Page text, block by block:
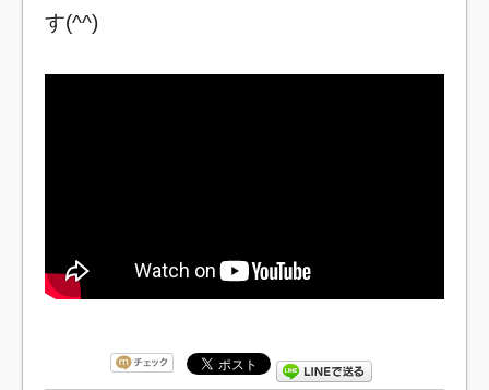
す(^^)